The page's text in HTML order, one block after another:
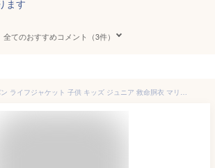
ます
全てのおすすめコメント（3件）
ファインジャパン ライフジャケット 子供 キッズ ジュニア 救命胴衣 マリンスポーツ 釣り 海 アウトドア 安全ベスト FV-6161 バックル脱着タイプ 笛付 (子供 キッズ)